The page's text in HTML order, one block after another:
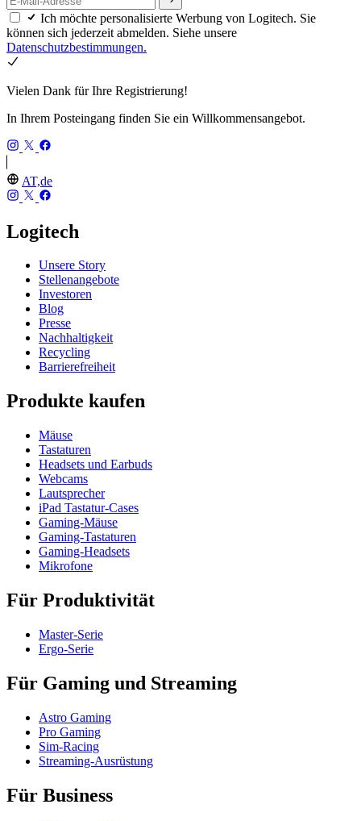
Ich möchte personalisierte Werbung von Logitech. Sie
können sich jederzeit abmelden. Siehe unsere
Datenschutzbestimmungen.
Vielen Dank für Ihre Registrierung!
In Ihrem Posteingang finden Sie ein Willkommensangebot.
AT,de
Logitech
Unsere Story
Stellenangebote
Investoren
Blog
Presse
Nachhaltigkeit
Recycling
Barrierefreiheit
Produkte kaufen
Mäuse
Tastaturen
Headsets und Earbuds
Webcams
Lautsprecher
iPad Tastatur-Cases
Gaming-Mäuse
Gaming-Tastaturen
Gaming-Headsets
Mikrofone
Für Produktivität
Master-Serie
Ergo-Serie
Für Gaming und Streaming
Astro Gaming
Pro Gaming
Sim-Racing
Streaming-Ausrüstung
Für Business